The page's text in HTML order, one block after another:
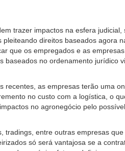
trazer impactos na esfera
pleiteando direitos baseados agora
que os empregados e as
baseados no ordenamento jurídico
recentes, as empresas terão uma
no custo com a logística, o
no agronegócio pelo
tradings, entre outras empresas
só será vantajosa se a